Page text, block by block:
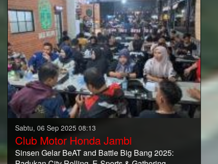
Sabtu, 06 Sep 2025 08:13
Club Motor Honda Jambi
Sinsen Gelar BeAT and Battle Big Bang 2025: